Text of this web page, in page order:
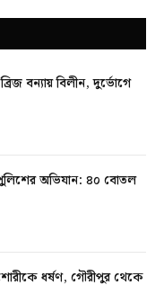
বন্যায় বিলীন, দুর্ভোগে
পুলিশের অভিযান: ৪০ বোতল
ধর্ষণ, গৌরীপুর থেকে